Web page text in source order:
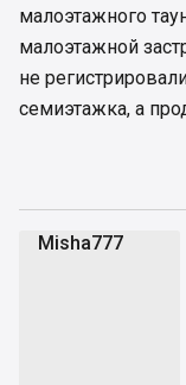
малоэтажного
малоэтажной
не
семиэтажка, а
Misha777